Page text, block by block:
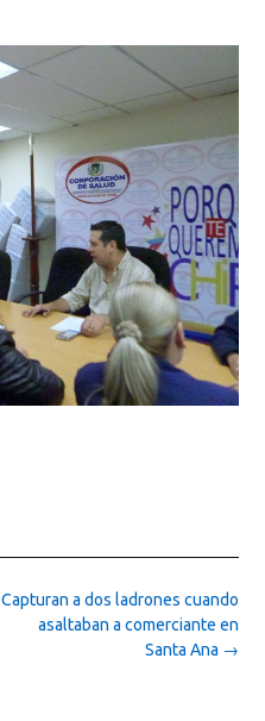
Capturan a dos ladrones cuando
asaltaban a comerciante en
Santa Ana →